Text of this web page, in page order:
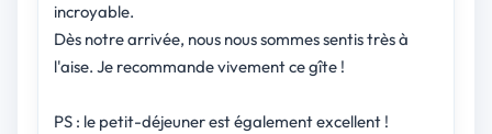
incroyable.
Dès notre arrivée, nous nous sommes sentis très à
l'aise. Je recommande vivement ce gîte !
PS : le petit-déjeuner est également excellent !